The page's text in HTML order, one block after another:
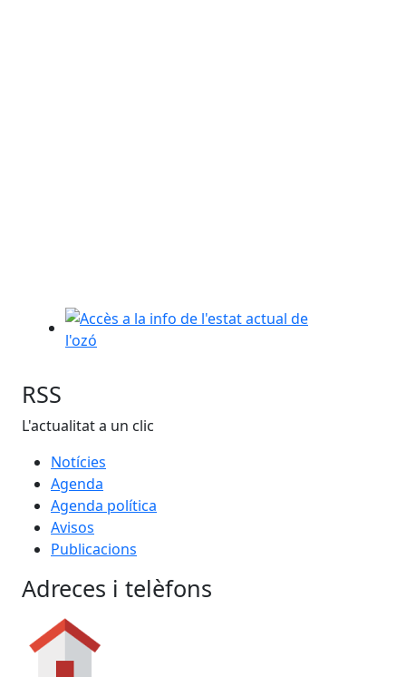
Accès a la info de l'estat actual de l'ozó
RSS
L'actualitat a un clic
Notícies
Agenda
Agenda política
Avisos
Publicacions
Adreces i telèfons